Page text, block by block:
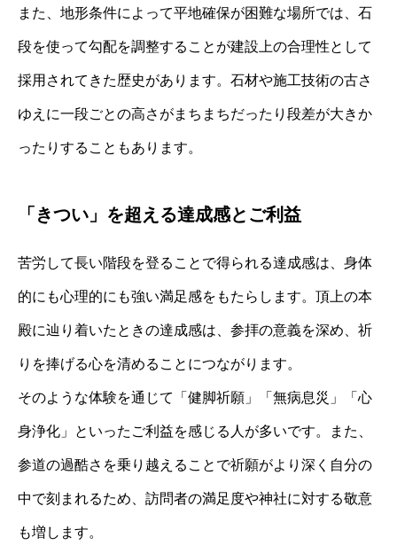
また、地形条件によって平地確保が困難な場所では、石
段を使って勾配を調整することが建設上の合理性として
採用されてきた歴史があります。石材や施工技術の古さ
ゆえに一段ごとの高さがまちまちだったり段差が大きか
ったりすることもあります。
「きつい」を超える達成感とご利益
苦労して長い階段を登ることで得られる達成感は、身体
的にも心理的にも強い満足感をもたらします。頂上の本
殿に辿り着いたときの達成感は、参拝の意義を深め、祈
りを捧げる心を清めることにつながります。
そのような体験を通じて「健脚祈願」「無病息災」「心
身浄化」といったご利益を感じる人が多いです。また、
参道の過酷さを乗り越えることで祈願がより深く自分の
中で刻まれるため、訪問者の満足度や神社に対する敬意
も増します。